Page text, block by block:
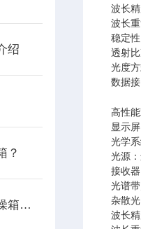
绍
？
电热恒温干燥箱和鼓风干燥箱区别
波长
波长
稳定
透射
光度
数据
高性
显示
光学
光源
接收
光谱
杂散
波长